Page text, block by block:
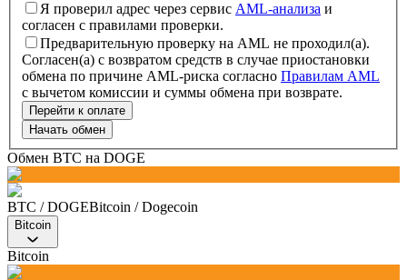
Я проверил адрес через сервис AML-анализа и
согласен с правилами проверки.
Предварительную проверку на AML не проходил(а).
Согласен(а) с возвратом средств в случае приостановки
обмена по причине AML-риска согласно Правилам AML
с вычетом комиссии и суммы обмена при возврате.
Перейти к оплате
Начать обмен
Обмен BTC на DOGE
BTC /DOGEBitcoin /Dogecoin
Bitcoin
Bitcoin